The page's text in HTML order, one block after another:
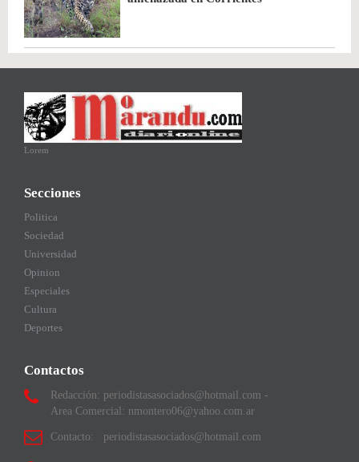
Lorem
Secciones
Politica
Sociedad
Universidad
Opinion
Especiales
Cultura
Deportes
Contactos
Redacción: periodistasasociados@hotmail.com -
Area Comercial: nmontero06@yahoo.com.ar
Contacto: periodistasasociados@hotmail.com